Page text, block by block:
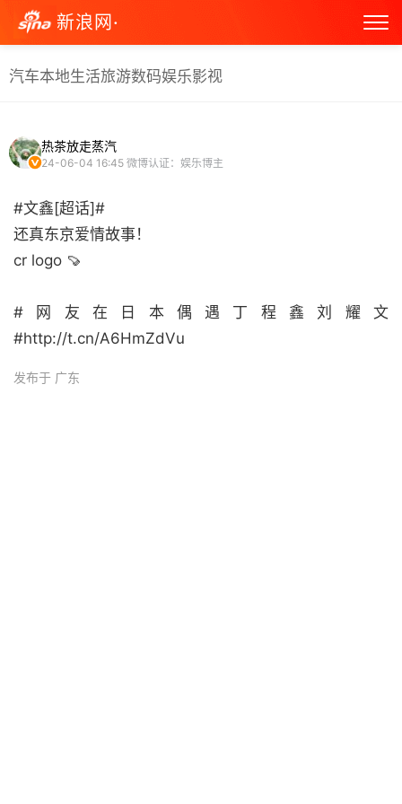
新浪网·
汽车本地生活旅游数码娱乐影视
热茶放走蒸汽
24-06-04 16:45 微博认证：娱乐博主
#文鑫[超话]#
还真东京爱情故事！
cr logo 🍠
#网友在日本偶遇丁程鑫刘耀文
#http://t.cn/A6HmZdVu ​
发布于 广东